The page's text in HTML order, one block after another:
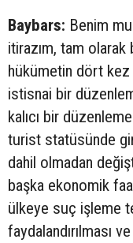
Baybars: Benim
itirazım, tam olarak
hükümetin dört kez
istisnai bir
kalıcı bir
turist statüsünde
dahil olmadan
başka ekonomik
ülkeye suç işleme
faydalandırılması